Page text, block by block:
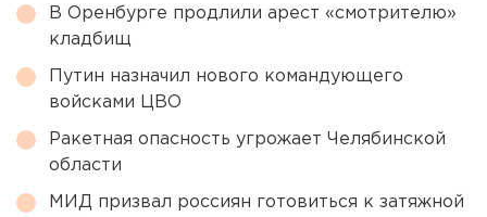
В Оренбурге продлили арест «смотрителю»
кладбищ
Путин назначил нового командующего
войсками ЦВО
Ракетная опасность угрожает Челябинской
области
МИД призвал россиян готовиться к затяжной